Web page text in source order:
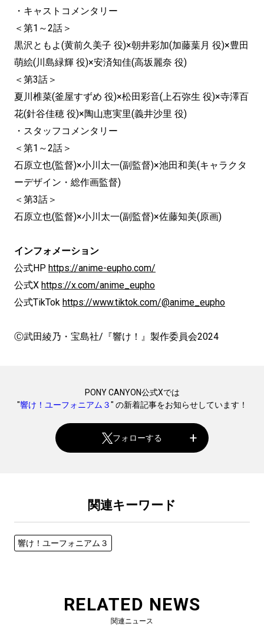
・キャストコメンタリー
＜第1～2話＞
黒沢ともよ(黄前久美子 役)×朝井彩加(加藤葉月 役)×豊田
萌絵(川島緑輝 役)×安済知佳(高坂麗奈 役)
＜第3話＞
夏川椎菜(釜屋すずめ 役)×松田彩音(上石弥生 役)×寺澤百
花(針谷佳穂 役)×陶山恵実里(義井沙里 役)
・スタッフコメンタリー
＜第1～2話＞
石原立也(監督)×小川太一(副監督)×池田和美(キャラクタ
ーデザイン・総作画監督)
＜第3話＞
石原立也(監督)×小川太一(副監督)×佐藤知美(原画)
インフォメーション
公式HP https://anime-eupho.com/
公式X https://x.com/anime_eupho
公式TikTok https://www.tiktok.com/@anime_eupho
Ⓒ武田綾乃・宝島社/『響け！』製作委員会2024
PONY CANYON公式Xでは
"響け！ユーフォニアム３" の新着記事をお知らせしています！
フォローする
関連キーワード
響け！ユーフォニアム３
RELATED NEWS
関連ニュース